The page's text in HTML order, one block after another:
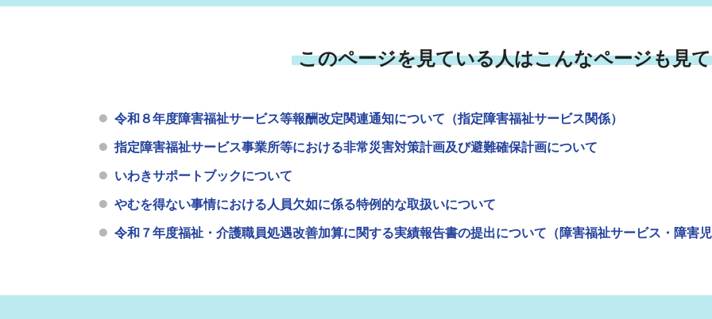
このページを見ている人はこんなページも見
令和８年度障害福祉サービス等報酬改定関連通知について（指定障害福祉サービス関係）
指定障害福祉サービス事業所等における非常災害対策計画及び避難確保計画について
いわきサポートブックについて
やむを得ない事情における人員欠如に係る特例的な取扱いについて
令和７年度福祉・介護職員処遇改善加算に関する実績報告書の提出について（障害福祉サービス・障害